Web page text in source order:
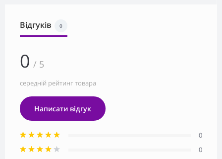
Відгуків 0
0 / 5
середній рейтинг товара
Написати відгук
0
0